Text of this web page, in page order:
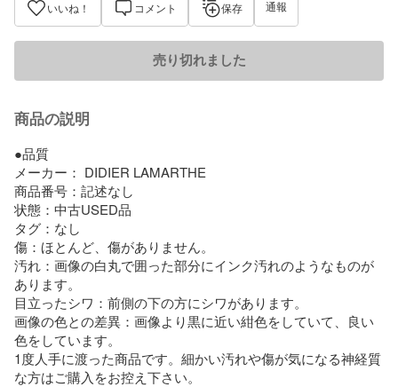
いいね！ コメント 保存 通報
売り切れました
商品の説明
●品質
メーカー： DIDIER LAMARTHE
商品番号：記述なし
状態：中古USED品
タグ：なし
傷：ほとんど、傷がありません。
汚れ：画像の白丸で囲った部分にインク汚れのようなものが
あります。
目立ったシワ：前側の下の方にシワがあります。
画像の色との差異：画像より黒に近い紺色をしていて、良い
色をしています。
1度人手に渡った商品です。細かい汚れや傷が気になる神経質
な方はご購入をお控え下さい。